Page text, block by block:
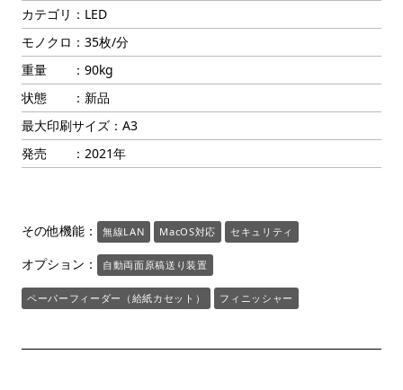
カテゴリ：LED
モノクロ：35枚/分
重量 ：90kg
状態 ：新品
最大印刷サイズ：A3
発売 ：2021年
その他機能： 無線LAN MacOS対応 セキュリティ
オプション： 自動両面原稿送り装置
ペーパーフィーダー（給紙カセット） フィニッシャー